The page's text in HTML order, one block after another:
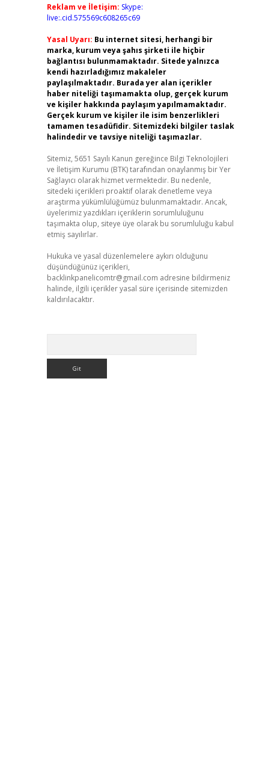
Reklam ve İletişim: Skype:
live:.cid.575569c608265c69
Yasal Uyarı: Bu internet sitesi, herhangi bir
marka, kurum veya şahıs şirketi ile hiçbir
bağlantısı bulunmamaktadır. Sitede yalnızca
kendi hazırladığımız makaleler
paylaşılmaktadır. Burada yer alan içerikler
haber niteliği taşımamakta olup, gerçek kurum
ve kişiler hakkında paylaşım yapılmamaktadır.
Gerçek kurum ve kişiler ile isim benzerlikleri
tamamen tesadüfidir. Sitemizdeki bilgiler taslak
halindedir ve tavsiye niteliği taşımazlar.
Sitemiz, 5651 Sayılı Kanun gereğince Bilgi Teknolojileri
ve İletişim Kurumu (BTK) tarafından onaylanmış bir Yer
Sağlayıcı olarak hizmet vermektedir. Bu nedenle,
sitedeki içerikleri proaktif olarak denetleme veya
araştırma yükümlülüğümüz bulunmamaktadır. Ancak,
üyelerimiz yazdıkları içeriklerin sorumluluğunu
taşımakta olup, siteye üye olarak bu sorumluluğu kabul
etmiş sayılırlar.
Hukuka ve yasal düzenlemelere aykırı olduğunu
düşündüğünüz içerikleri,
backlinkpanelicomtr@gmail.com adresine bildirmeniz
halinde, ilgili içerikler yasal süre içerisinde sitemizden
kaldırılacaktır.